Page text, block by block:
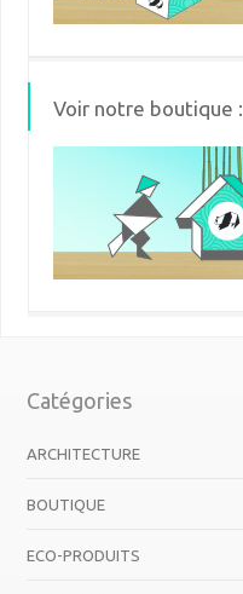
Voir notre boutique :
Catégories
ARCHITECTURE
BOUTIQUE
ECO-PRODUITS